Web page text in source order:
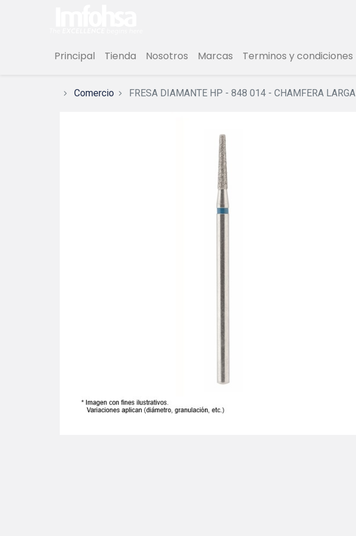
Principal Tienda Nosotros Marcas Terminos y condiciones
Comercio FRESA DIAMANTE HP - 848 014 - CHAMFERA LARGA